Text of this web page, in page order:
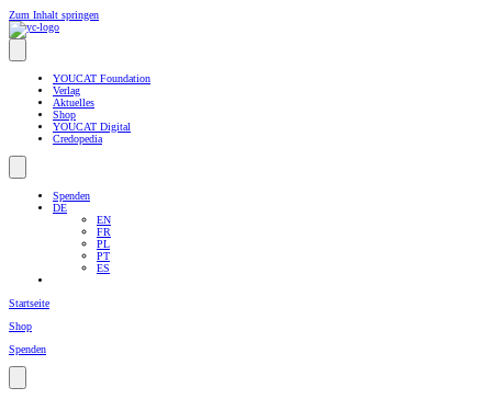
Zum Inhalt springen
YOUCAT Foundation
Verlag
Aktuelles
Shop
YOUCAT Digital
Credopedia
Spenden
DE
EN
FR
PL
PT
ES
Startseite
Shop
Spenden